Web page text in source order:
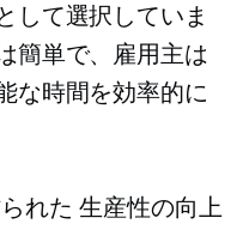
して選択していま
簡単で、雇用主は
な時間を効率的に
れた 生産性の向上